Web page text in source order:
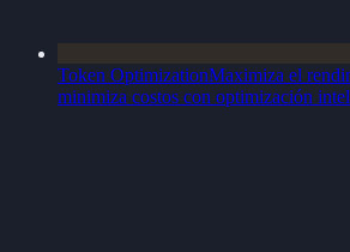
Token OptimizationMaximiza el
minimiza costos con optimización